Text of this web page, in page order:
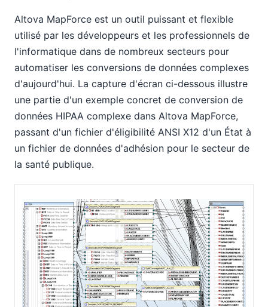
Altova MapForce est un outil puissant et flexible
utilisé par les développeurs et les professionnels de
l'informatique dans de nombreux secteurs pour
automatiser les conversions de données complexes
d'aujourd'hui. La capture d'écran ci-dessous illustre
une partie d'un exemple concret de conversion de
données HIPAA complexe dans Altova MapForce,
passant d'un fichier d'éligibilité ANSI X12 d'un État à
un fichier de données d'adhésion pour le secteur de
la santé publique.